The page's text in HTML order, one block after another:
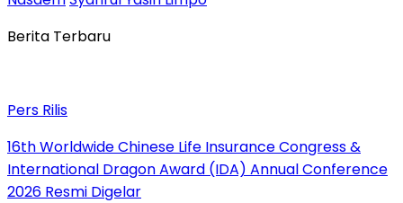
Berita Terbaru
Pers Rilis
16th Worldwide Chinese Life Insurance Congress &
International Dragon Award (IDA) Annual Conference
2026 Resmi Digelar